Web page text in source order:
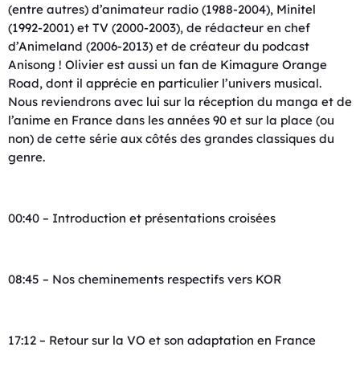
(entre autres) d’animateur radio (1988-2004), Minitel
(1992-2001) et TV (2000-2003), de rédacteur en chef
d’Animeland (2006-2013) et de créateur du podcast
Anisong ! Olivier est aussi un fan de Kimagure Orange
Road, dont il apprécie en particulier l’univers musical.
Nous reviendrons avec lui sur la réception du manga et de
l’anime en France dans les années 90 et sur la place (ou
non) de cette série aux côtés des grandes classiques du
genre.
00:40 – Introduction et présentations croisées
08:45 – Nos cheminements respectifs vers KOR
17:12 – Retour sur la VO et son adaptation en France